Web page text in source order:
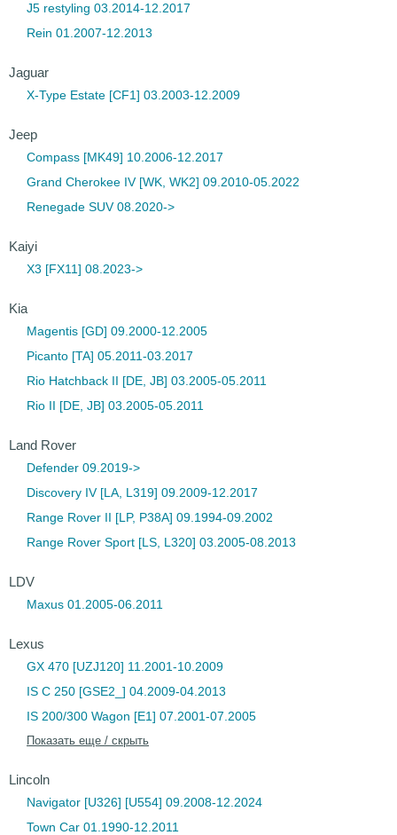
J5 restyling 03.2014-12.2017
Rein 01.2007-12.2013
Jaguar
X-Type Estate [CF1] 03.2003-12.2009
Jeep
Compass [MK49] 10.2006-12.2017
Grand Cherokee IV [WK, WK2] 09.2010-05.2022
Renegade SUV 08.2020->
Kaiyi
X3 [FX11] 08.2023->
Kia
Magentis [GD] 09.2000-12.2005
Picanto [TA] 05.2011-03.2017
Rio Hatchback II [DE, JB] 03.2005-05.2011
Rio II [DE, JB] 03.2005-05.2011
Land Rover
Defender 09.2019->
Discovery IV [LA, L319] 09.2009-12.2017
Range Rover II [LP, P38A] 09.1994-09.2002
Range Rover Sport [LS, L320] 03.2005-08.2013
LDV
Maxus 01.2005-06.2011
Lexus
GX 470 [UZJ120] 11.2001-10.2009
IS C 250 [GSE2_] 04.2009-04.2013
IS 200/300 Wagon [E1] 07.2001-07.2005
Показать еще / скрыть
Lincoln
Navigator [U326] [U554] 09.2008-12.2024
Town Car 01.1990-12.2011